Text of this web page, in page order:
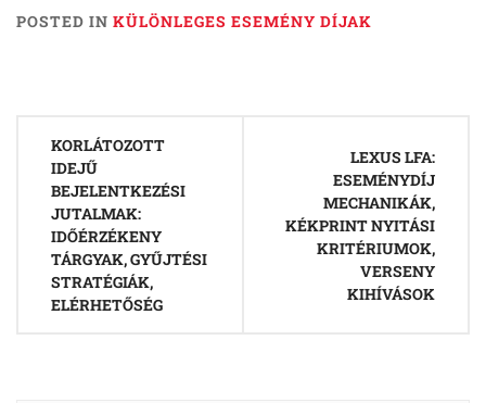
POSTED IN KÜLÖNLEGES ESEMÉNY DÍJAK
navigation
KORLÁTOZOTT
IDEJŰ
BEJELENTKEZÉSI
JUTALMAK:
IDŐÉRZÉKENY
TÁRGYAK, GYŰJTÉSI
STRATÉGIÁK,
ELÉRHETŐSÉG
LEXUS LFA:
ESEMÉNYDÍJ
MECHANIKÁK,
KÉKPRINT NYITÁSI
KRITÉRIUMOK,
VERSENY
KIHÍVÁSOK